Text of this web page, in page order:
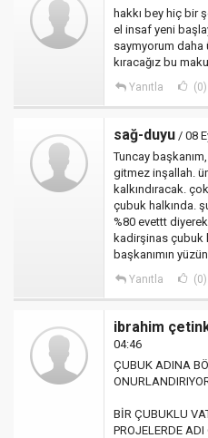
hakkı bey hiç bir
el insaf yeni
saymyorum daha
kıracağız bu
Yanıtla (0)
sağ-duyu / 08
Tuncay
gitmez inşallah.
kalkındıracak.
çubuk halkında.
%80 evettt
kadirşinas çubuk
başkanımın
Yanıtla (0)
ibrahim
04:46
ÇUBUK ADINA
BİR ÇUBUKLU
PROJELERDE